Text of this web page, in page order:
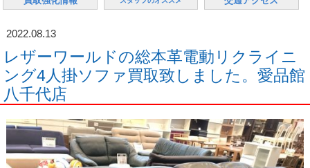
2022.08.13
レザーワールドの総本革電動リクライニ
ング4人掛ソファ買取致しました。愛品館
八千代店